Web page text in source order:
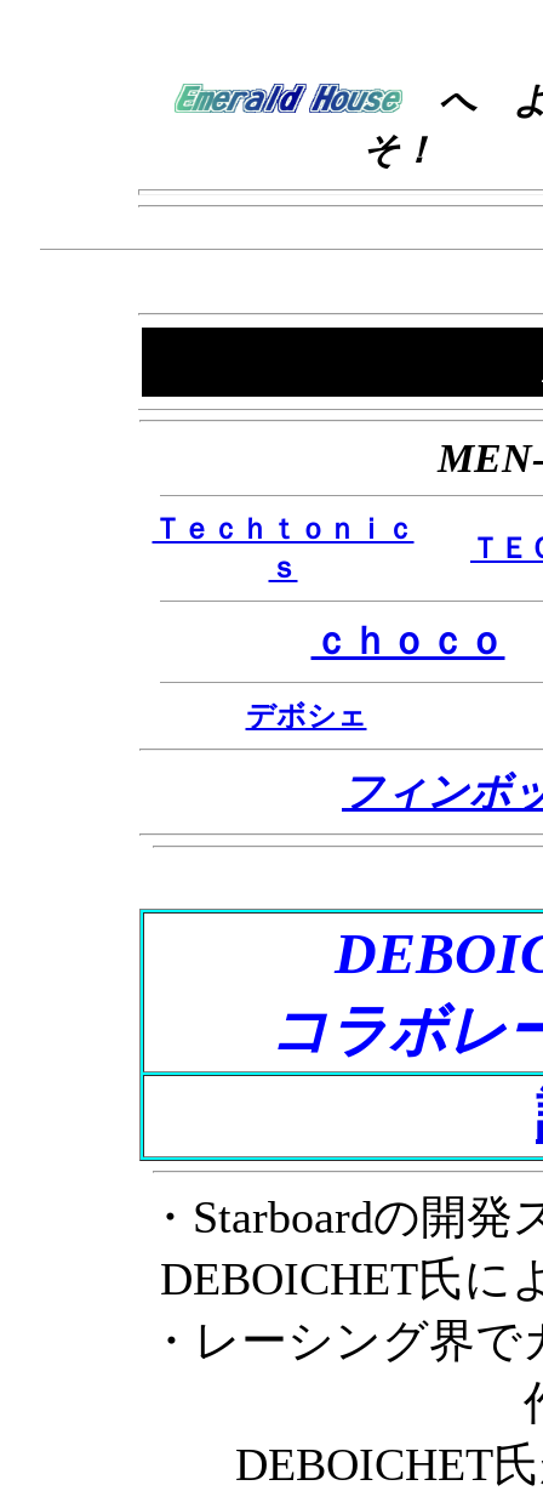
へ
そ！
Ｔｅｃｈｔｏｎｉｃ
ｓ
ＴＥ
ｃｈｏｃｏ
デボシェ
フィンボ
コラボレ
・Starboardの開
DEBOICHET氏に
・レーシング界
DEBOICHET